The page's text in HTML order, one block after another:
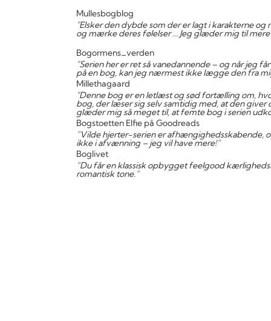
Mullesbogblog
"Elsker den dybde som der er lagt i karakterne
og mærke deres følelser ... Jeg glæder mig til mere
Bogormens_verden
"Serien her er ret så vanedannende – og når jeg
på en bog, kan jeg nærmest ikke lægge den fra
Millethagaard
"Denne bog er en letlæst og sød fortælling om,
bog, der læser sig selv samtidig med, at den giver
glæder mig så meget til, at femte bog i serien
Bogstoetten Elfie på Goodreads
”Vilde hjerter-serien er afhængighedsskabende,
ikke i afvænning – jeg vil have mere!”
Boglivet
”Du får en klassisk opbygget feelgood
romantisk tone.”